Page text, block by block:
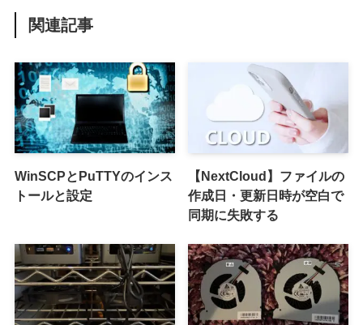
関連記事
WinSCPとPuTTYのインス
トールと設定
【NextCloud】ファイルの
作成日・更新日時が空白で
同期に失敗する